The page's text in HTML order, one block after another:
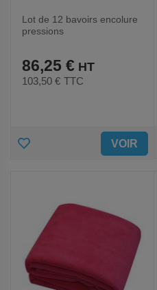
Lot de 12 bavoirs encolure
pressions
86,25 €
103,50 € TTC
AJOUTER VOIR